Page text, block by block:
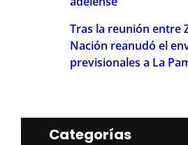
Tras la reunión entre
Nación reanudó el
previsionales a La
Categorías